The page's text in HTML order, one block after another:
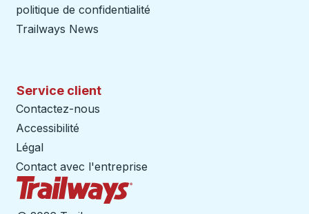
politique de confidentialité
Trailways News
Service client
Contactez-nous
Accessibilité
Légal
Contact avec l'entreprise